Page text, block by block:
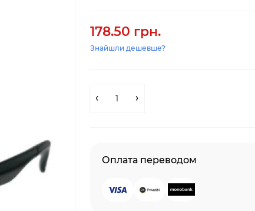
178.50 грн.
Знайшли дешевше?
Оплата переводом